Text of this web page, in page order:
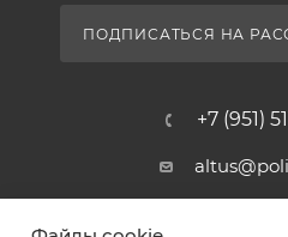
ПОДПИСАТЬСЯ НА
+7 (951)